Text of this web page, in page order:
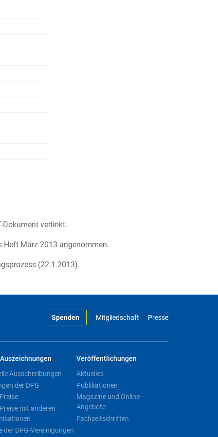
Dokument verlinkt.
Heft März 2013 angenommen.
(22.1.2013).
Spenden Mitgliedschaft Presse
Ausschreibungen
der DPG
mit anderen
der DPG-Vereinigungen
Veröffentlichungen
Aktuelles
Publikationen
Magazine und Online-
Angebote
Fachzeitschriften